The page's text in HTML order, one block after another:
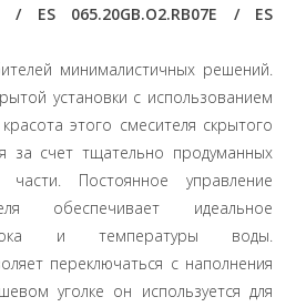
/ ES 065.20GB.O2.RB07E / ES
минималистичных решений.
установки с использованием
этого смесителя скрытого
за счет тщательно продуманных
Постоянное управление
обеспечивает идеальное
и температуры воды.
переключаться с наполнения
уголке он используется для